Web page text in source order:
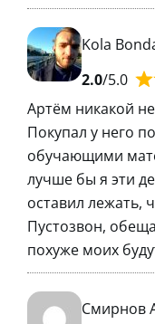
Kola
2.0/5.0
Артём никакой
Покупал у него
обучающими
лучше бы я эти
оставил лежать,
Пустозвон,
похуже моих
Смирнов